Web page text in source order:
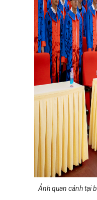
Ảnh quan cảnh tại